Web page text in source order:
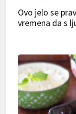
Ovo jelo se
vremena da s